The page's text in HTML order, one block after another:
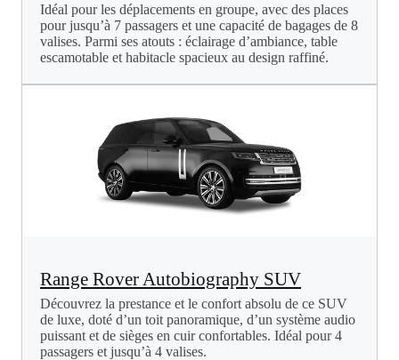
Idéal pour les déplacements en groupe, avec des places
pour jusqu’à 7 passagers et une capacité de bagages de 8
valises. Parmi ses atouts : éclairage d’ambiance, table
escamotable et habitacle spacieux au design raffiné.
Range Rover Autobiography SUV
Découvrez la prestance et le confort absolu de ce SUV
de luxe, doté d’un toit panoramique, d’un système audio
puissant et de sièges en cuir confortables. Idéal pour 4
passagers et jusqu’à 4 valises.